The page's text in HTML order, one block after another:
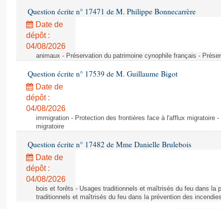
Question écrite n° 17471 de M. Philippe Bonnecarrère
Date de
dépôt :
04/08/2026
animaux - Préservation du patrimoine cynophile français -
Question écrite n° 17539 de M. Guillaume Bigot
Date de
dépôt :
04/08/2026
immigration - Protection des frontières face à l'afflux migratoire
migratoire
Question écrite n° 17482 de Mme Danielle Brulebois
Date de
dépôt :
04/08/2026
bois et forêts - Usages traditionnels et maîtrisés du feu dans la
traditionnels et maîtrisés du feu dans la prévention des